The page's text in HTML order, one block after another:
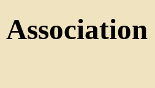
Association